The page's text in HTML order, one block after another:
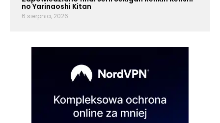
no Yarinaoshi Kitan
6 sierpnia, 2026